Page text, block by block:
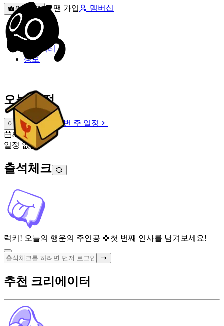
원픽선택 팬 가입 멤버십
밐타운
피드
커뮤니티
정보
오늘 일정
이번 주 일정
이번 주 일정
8월 6일 [목]
일정 없음
출석체크
럭키! 오늘의 행운의 주인공 🍀 첫 번째 인사를 남겨보세요!
추천 크리에이터